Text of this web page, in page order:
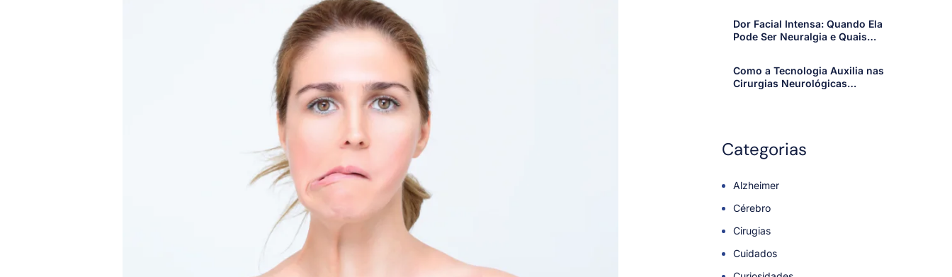
Dor Facial Intensa: Quando Ela
Pode Ser Neuralgia e Quais
Como a Tecnologia Auxilia nas
Cirurgias Neurológicas
Categorias
Alzheimer
Cérebro
Cirugias
Cuidados